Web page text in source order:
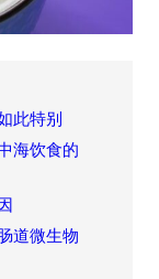
此特别
海饮食的
道微生物